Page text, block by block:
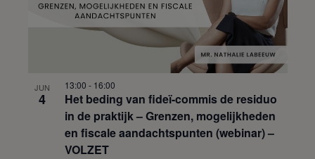
JUN
4
Het beding van fideï-commis de residuo
in de praktijk – Grenzen, mogelijkheden
en fiscale aandachtspunten (webinar) –
VOLZET
13:00 - 16:00